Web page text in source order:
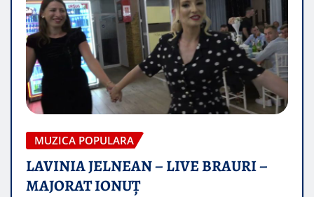
MUZICA POPULARA
LAVINIA JELNEAN – LIVE BRAURI –
MAJORAT IONUŢ